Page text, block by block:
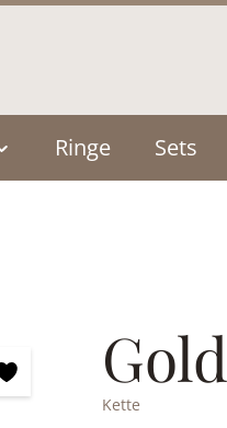
Ringe Sets
Kette